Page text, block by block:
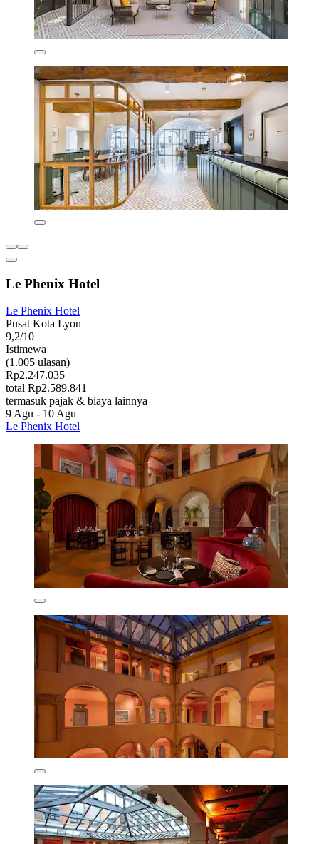
Le Phenix Hotel
Le Phenix Hotel
Pusat Kota Lyon
9,2/10
Istimewa
(1.005 ulasan)
Rp2.247.035
total Rp2.589.841
termasuk pajak & biaya lainnya
9 Agu - 10 Agu
Le Phenix Hotel